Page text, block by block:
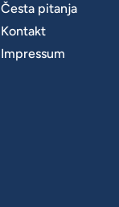
Česta pitanja
Kontakt
Impressum